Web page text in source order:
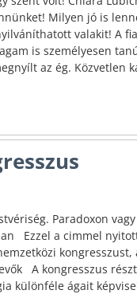
Milyen jó is
valakit! A
is személyesen
az ég. Közvetlen
Paradoxon
Ezzel a cimmel
A kongresszus
különféle ágait